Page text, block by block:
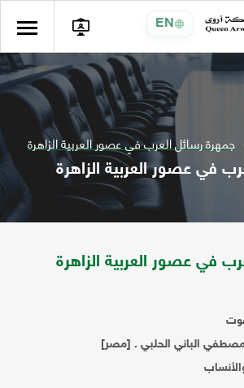
EN
جمهرة رسائل العرب في عصور العربية الزاهرة
في عصور العربية الزاهرة
في عصور العربية الزاهرة
الباني الحلبي . [مصر]